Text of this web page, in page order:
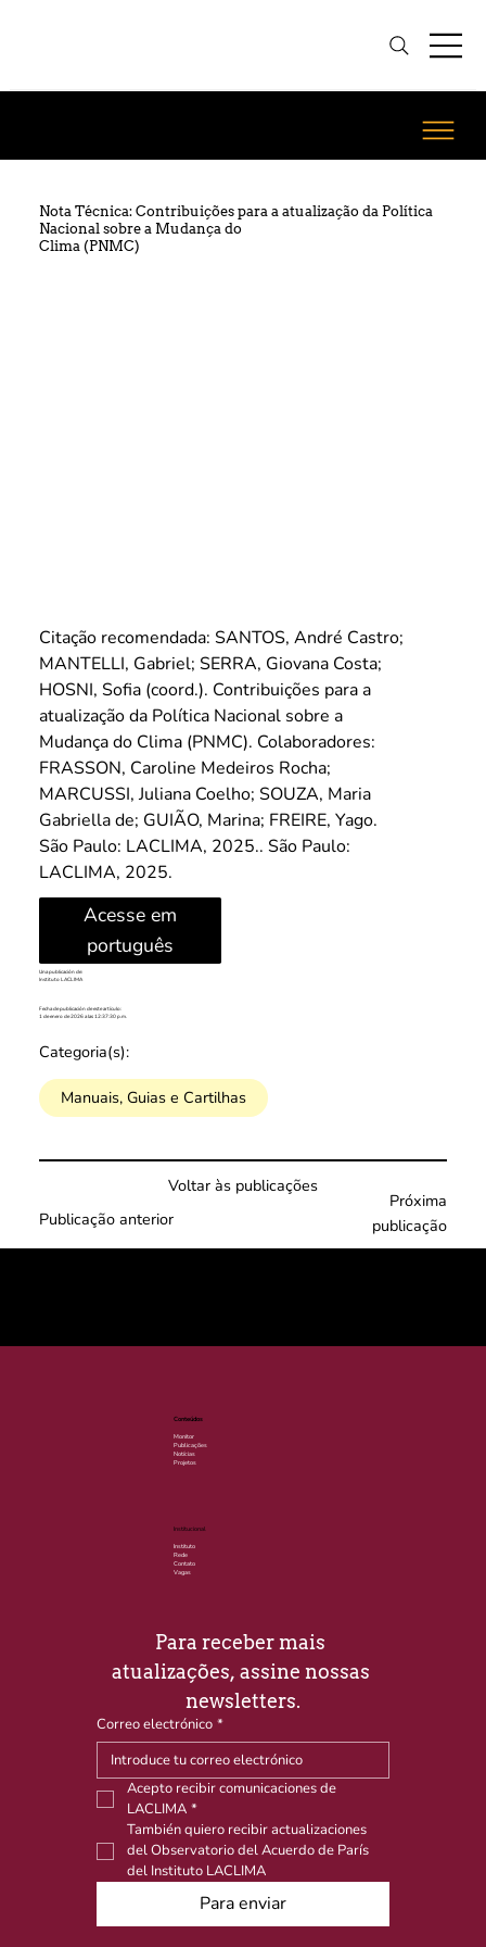
Nota Técnica: Contribuições para a atualização da Política
Nacional sobre a Mudança do
Clima (PNMC)
Citação recomendada: SANTOS, André Castro;
MANTELLI, Gabriel; SERRA, Giovana Costa;
HOSNI, Sofia (coord.). Contribuições para a
atualização da Política Nacional sobre a
Mudança do Clima (PNMC). Colaboradores:
FRASSON, Caroline Medeiros Rocha;
MARCUSSI, Juliana Coelho; SOUZA, Maria
Gabriella de; GUIÃO, Marina; FREIRE, Yago.
São Paulo: LACLIMA, 2025.. São Paulo:
LACLIMA, 2025.
Acesse em
português
Una publicación de:
Instituto LACLIMA
Fecha de publicación de este artículo:
1 de enero de 2026 a las 12:37:30 p.m.
Categoria(s):
Manuais, Guias e Cartilhas
Voltar às publicações
Publicação anterior
Próxima
publicação
Conteúdos
Monitor
Publicações
Notícias
Projetos
Institucional
Instituto
Rede
Contato
Vagas
Para receber mais
atualizações, assine nossas
newsletters.
Correo electrónico *
Acepto recibir comunicaciones de
LACLIMA *
También quiero recibir actualizaciones
del Observatorio del Acuerdo de París
del Instituto LACLIMA
Para enviar